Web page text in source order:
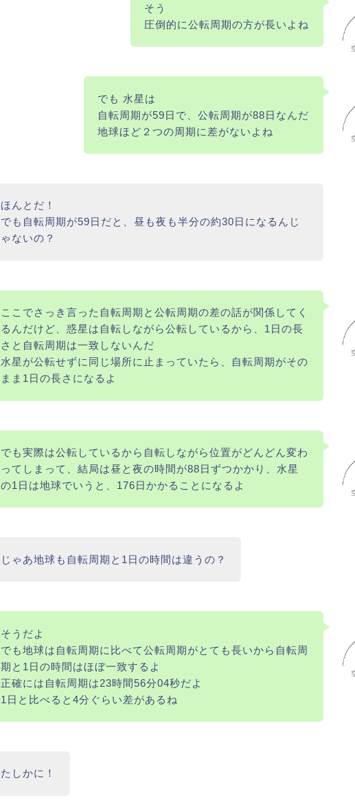
そう
圧倒的に公転周期の方が長いよね
でも 水星は
自転周期が59日で、公転周期が88日なんだ
地球ほど２つの周期に差がないよね
ほんとだ！
でも自転周期が59日だと、昼も夜も半分の約30日になるんじ
ゃないの？
ここでさっき言った自転周期と公転周期の差の話が関係してく
るんだけど、惑星は自転しながら公転しているから、1日の長
さと自転周期は一致しないんだ
水星が公転せずに同じ場所に止まっていたら、自転周期がその
まま1日の長さになるよ
でも実際は公転しているから自転しながら位置がどんどん変わ
ってしまって、結局は昼と夜の時間が88日ずつかかり、水星
の1日は地球でいうと、176日かかることになるよ
じゃあ地球も自転周期と1日の時間は違うの？
そうだよ
でも地球は自転周期に比べて公転周期がとても長いから自転周
期と1日の時間はほぼ一致するよ
正確には自転周期は23時間56分04秒だよ
1日と比べると4分ぐらい差があるね
たしかに！